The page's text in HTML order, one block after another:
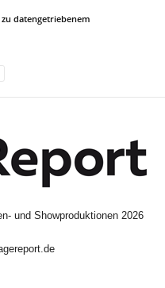
datengetriebenem
und Showproduktionen 2026